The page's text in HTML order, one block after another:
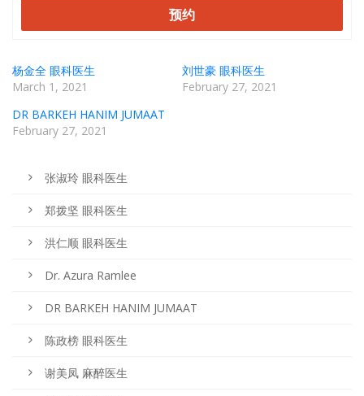
预约
杨金全 眼科医生
March 1, 2021
刘世豪 眼科医生
February 27, 2021
DR BARKEH HANIM JUMAAT
February 27, 2021
张淑玲 眼科医生
郑拨坚 眼科医生
洪仁顺 眼科医生
Dr. Azura Ramlee
DR BARKEH HANIM JUMAAT
陈政榜 眼科医生
谢美凤 麻醉医生